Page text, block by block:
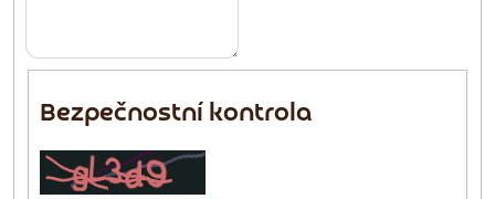
Bezpečnostní kontrola